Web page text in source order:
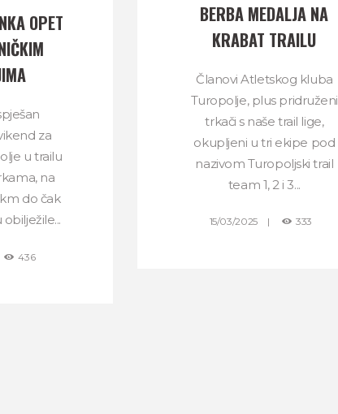
OPET
za
u trailu
na
do čak
436
BERBA MEDALJA NA
KRABAT TRAILU
Članovi Atletskog kluba
Turopolje, plus pridruženi
trkači s naše trail lige,
okupljeni u tri ekipe pod
nazivom Turopoljski trail
team 1, 2 i 3...
15/03/2025 333